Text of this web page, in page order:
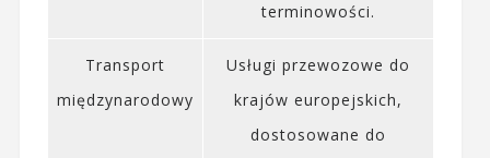
terminowości.
Transport
międzynarodowy
Usługi przewozowe do
krajów europejskich,
dostosowane do